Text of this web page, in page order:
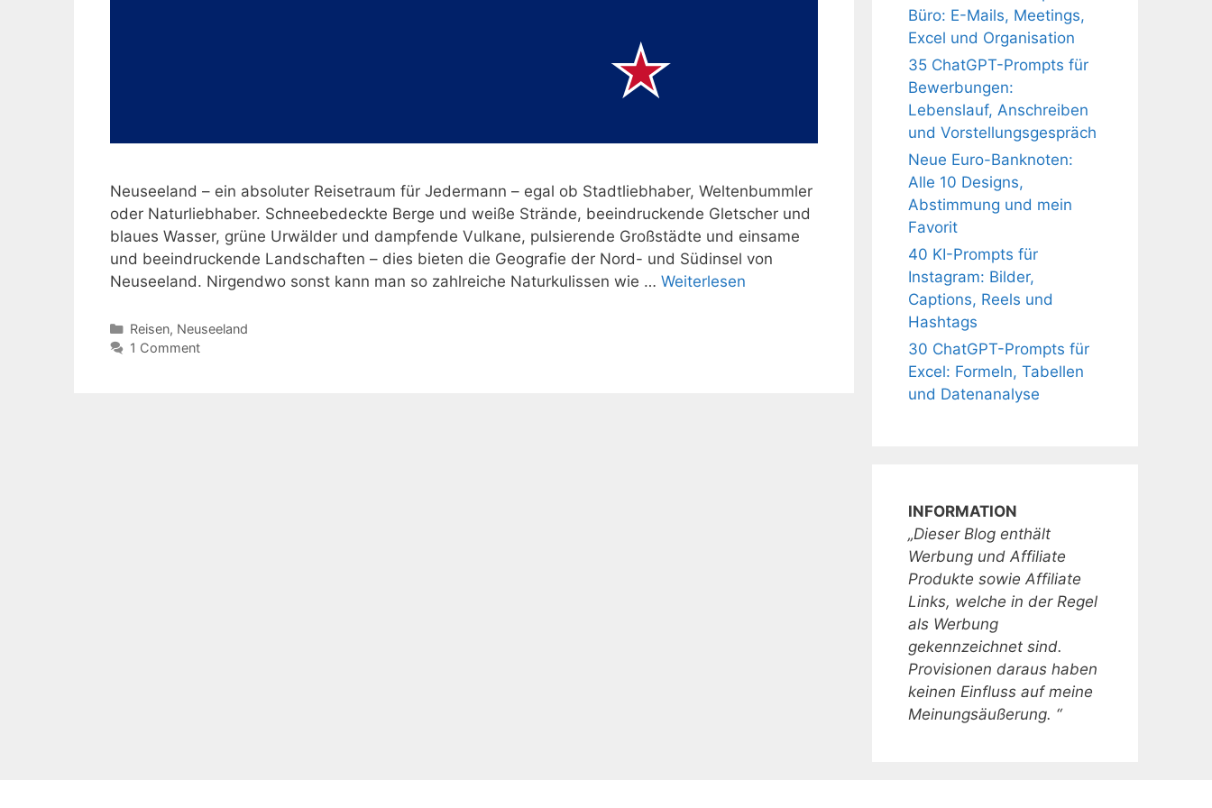
Neuseeland – ein absoluter Reisetraum für Jedermann – egal ob Stadtliebhaber, Weltenbummler
oder Naturliebhaber. Schneebedeckte Berge und weiße Strände, beeindruckende Gletscher und
blaues Wasser, grüne Urwälder und dampfende Vulkane, pulsierende Großstädte und einsame
und beeindruckende Landschaften – dies bieten die Geografie der Nord- und Südinsel von
Neuseeland. Nirgendwo sonst kann man so zahlreiche Naturkulissen wie … Weiterlesen
Kategorien
Reisen, Neuseeland
1 Comment
Büro: E-Mails, Meetings,
Excel und Organisation
35 ChatGPT-Prompts für
Bewerbungen:
Lebenslauf, Anschreiben
und Vorstellungsgespräch
Neue Euro-Banknoten:
Alle 10 Designs,
Abstimmung und mein
Favorit
40 KI-Prompts für
Instagram: Bilder,
Captions, Reels und
Hashtags
30 ChatGPT-Prompts für
Excel: Formeln, Tabellen
und Datenanalyse
INFORMATION
„Dieser Blog enthält
Werbung und Affiliate
Produkte sowie Affiliate
Links, welche in der Regel
als Werbung
gekennzeichnet sind.
Provisionen daraus haben
keinen Einfluss auf meine
Meinungsäußerung. “